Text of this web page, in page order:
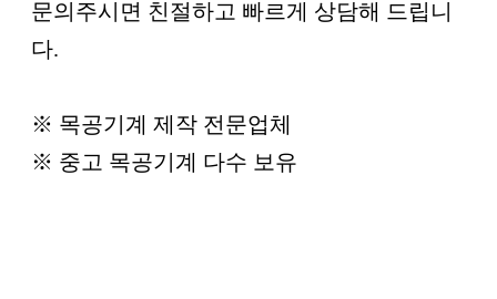
문의주시면 친절하고 빠르게 상담해 드립니
다.
※ 목공기계 제작 전문업체
※ 중고 목공기계 다수 보유